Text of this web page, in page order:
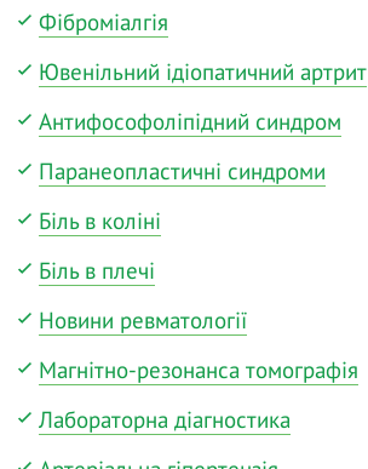
Фіброміалгія
Ювенільний ідіопатичний артрит
Антифософоліпідний синдром
Паранеопластичні синдроми
Біль в коліні
Біль в плечі
Новини ревматології
Магнітно-резонанса томографія
Лабораторна діагностика